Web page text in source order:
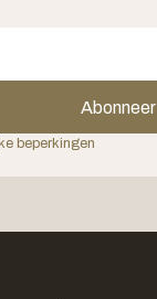
Abonneer
beperkingen